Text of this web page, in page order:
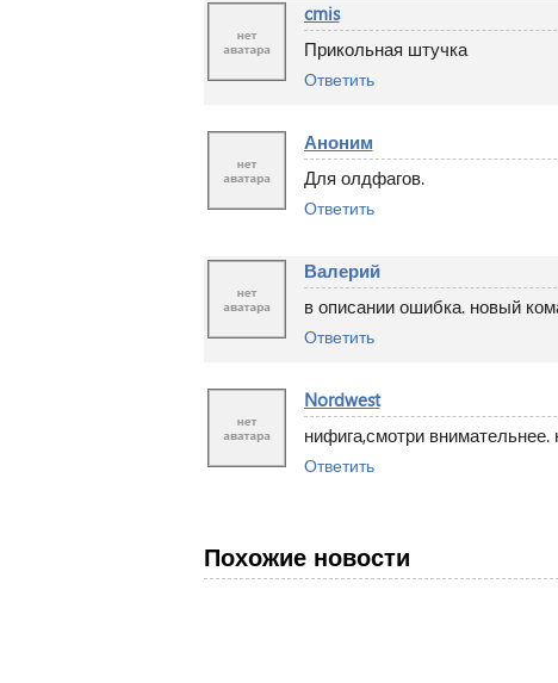
cmis
Прикольная штучка
Ответить
Аноним
Для олдфагов.
Ответить
Валерий
в описании ошибка. новый
Ответить
Nordwest
нифига,смотри
Ответить
Похожие новости